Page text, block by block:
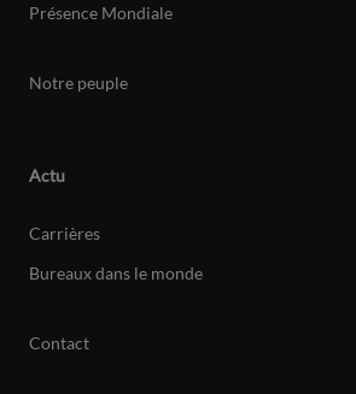
Présence Mondiale
Notre peuple
Actu
Carrières
Bureaux dans le monde
Contact